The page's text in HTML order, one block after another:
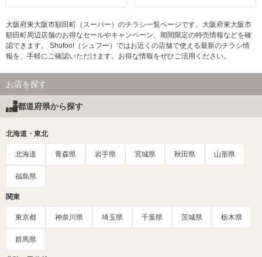
大阪府東大阪市額田町（スーパー）のチラシ一覧ページです。大阪府東大阪市
額田町周辺店舗のお得なセールやキャンペーン、期間限定の特売情報などを確
認できます。 Shufoo!（シュフー）ではお近くの店舗で使える最新のチラシ情
報を、手軽にご確認いただけます。お得な情報をぜひご活用ください。
お店を探す
都道府県から探す
北海道・東北
北海道 青森県 岩手県 宮城県 秋田県 山形県
福島県
関東
東京都 神奈川県 埼玉県 千葉県 茨城県 栃木県
群馬県